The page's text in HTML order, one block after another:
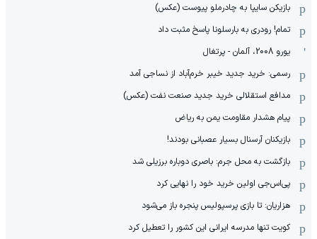
بازیکن سایپا به چادرملو پیوست (عکس)
تمام! رودری به بارسلونا پاسخ مثبت داد
یورو 2008، آلمان - پرتغال
رسمی: خرید جدید خیبر خرم‌آباد از نساجی آمد
مدافع استقلالی خرید جدید صنعت نفت (عکس)
پیام هشدار مقاومت یمن به ریاض
بازیکنان آرسنال بسیار عصبانی بودند!
بازگشت به محل جرم: باصری دوباره برزیلی شد
پی‌اس‌جی اولین خرید خود را نهایی کرد
هزاریان: تا بازی پرسپولیس پنجره باز می‌شود
کویت تنها مدرسه ایرانی این کشور را تعطیل کرد